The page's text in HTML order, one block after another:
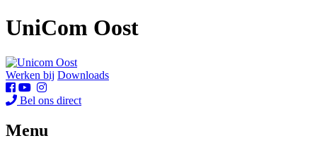
UniCom Oost
Werken bij Downloads
Bel ons direct
Menu